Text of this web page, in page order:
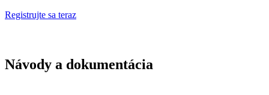
Registrujte sa teraz
Návody a dokumentácia